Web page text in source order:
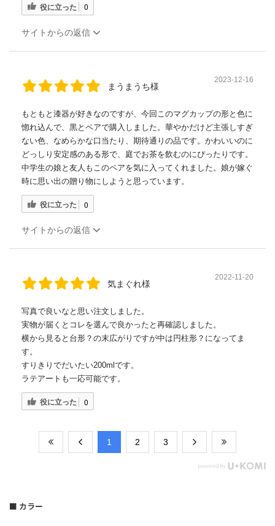
役に立った 0
サイトからの返信
まうまうち様
2023-12-16
もともと漆器が好きなのですが、今回このマグカップの形と色に
惚れ込んで、黒とペアで購入しました。華やかだけど主張しすぎ
ない色、なめらかな口当たり、期待通りの品です。かわいいのに
どっしり安定感のある形で、庭でお茶を飲むのにぴったりです。
中学生の娘と友人もこのペアを気に入ってくれました。娘が嫁ぐ
時に思い出の贈り物にしようと思っています。
役に立った 0
サイトからの返信
気まぐれ様
2022-11-20
写真で良いなと思い注文しました。
実物が届くとコレを選んで良かったと再確認しました。
横から見ると台形？の末広がりですが中は円柱形？になってま
す。
すりきりでだいたい200mlです。
ラテアートも一応可能です。
役に立った 0
​1 ​2 ​3
■ カラー